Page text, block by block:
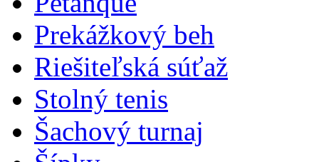
Prekážkový beh
Riešiteľská súťaž
Stolný tenis
Šachový turnaj